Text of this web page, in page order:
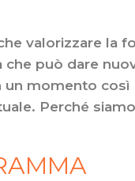
valorizzare la
che può dare
un momento
Perché